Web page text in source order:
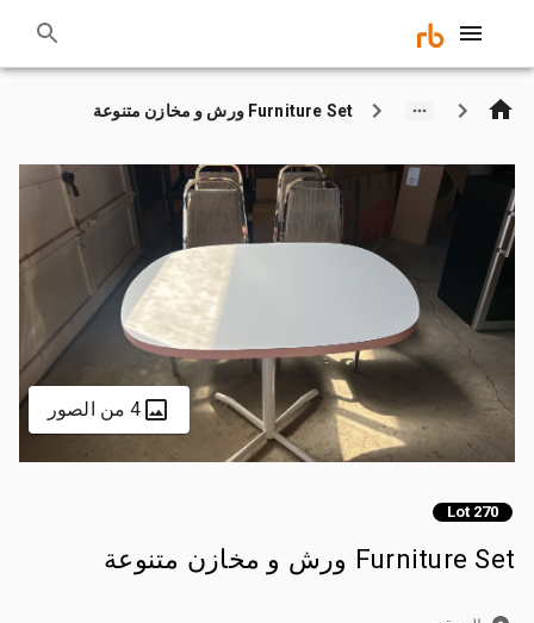
Furniture Set ورش و مخازن متنوعة
4 من الصور
Lot 270
Furniture Set ورش و مخازن متنوعة